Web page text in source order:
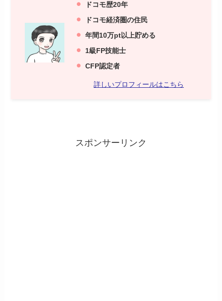
ドコモ歴20年
ドコモ経済圏の住民
年間10万pt以上貯める
1級FP技能士
CFP認定者
詳しいプロフィールはこちら
スポンサーリンク